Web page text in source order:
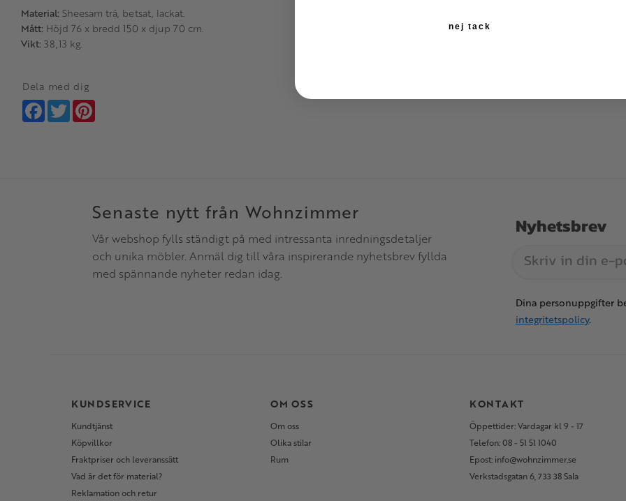
Material: Sheesam trä, betsat, lackat.
Mått: Höjd 76 x bredd 150 x djup 70 cm.
Vikt: 38,13 kg.
Dela med dig
Facebook
Twitter
Senaste nytt från Wohnzimmer
Vår webshop fylls ständigt på med intressanta inredningsdetaljer
och unika möbler. Anmäl dig till våra inspirerande nyhetsbrev fyllda
med spännande nyheter redan idag.
Nyhetsbrev
Dina personuppgifter
integritetspolicy.
KUNDSERVICE
Kundtjänst
Köpvillkor
Fraktpriser och leveranssätt
Vad är det för material?
Reklamation och retur
OM OSS
Om oss
Olika stilar
Rum
KONTAKT
Öppettider: Vardagar kl 9 - 17
Telefon: 08 - 51 51 1040
Epost: info@wohnzimmer.se
Verkstadsgatan 6, 733 38 Sala
nej tack